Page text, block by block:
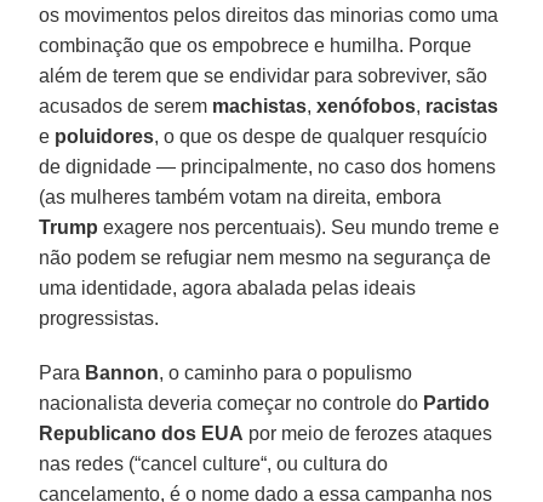
os movimentos pelos direitos das minorias como uma
combinação que os empobrece e humilha. Porque
além de terem que se endividar para sobreviver, são
acusados ​​de serem machistas,xenófobos, racistas
e poluidores, o que os despe de qualquer resquício
de dignidade — principalmente, no caso dos homens
(as mulheres também votam na direita, embora
Trump exagere nos percentuais). Seu mundo treme e
não podem se refugiar nem mesmo na segurança de
uma identidade, agora abalada pelas ideais
progressistas.
Para Bannon, o caminho para o populismo
nacionalista deveria começar no controle do Partido
Republicano dos EUA por meio de ferozes ataques
nas redes (“cancel culture“, ou cultura do
cancelamento, é o nome dado a essa campanha nos